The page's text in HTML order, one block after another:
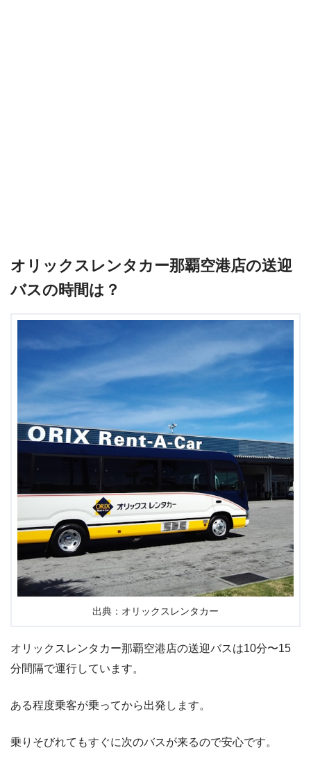
オリックスレンタカー那覇空港店の送迎
バスの時間は？
出典：オリックスレンタカー
オリックスレンタカー那覇空港店の送迎バスは10分〜15
分間隔で運行しています。
ある程度乗客が乗ってから出発します。
乗りそびれてもすぐに次のバスが来るので安心です。